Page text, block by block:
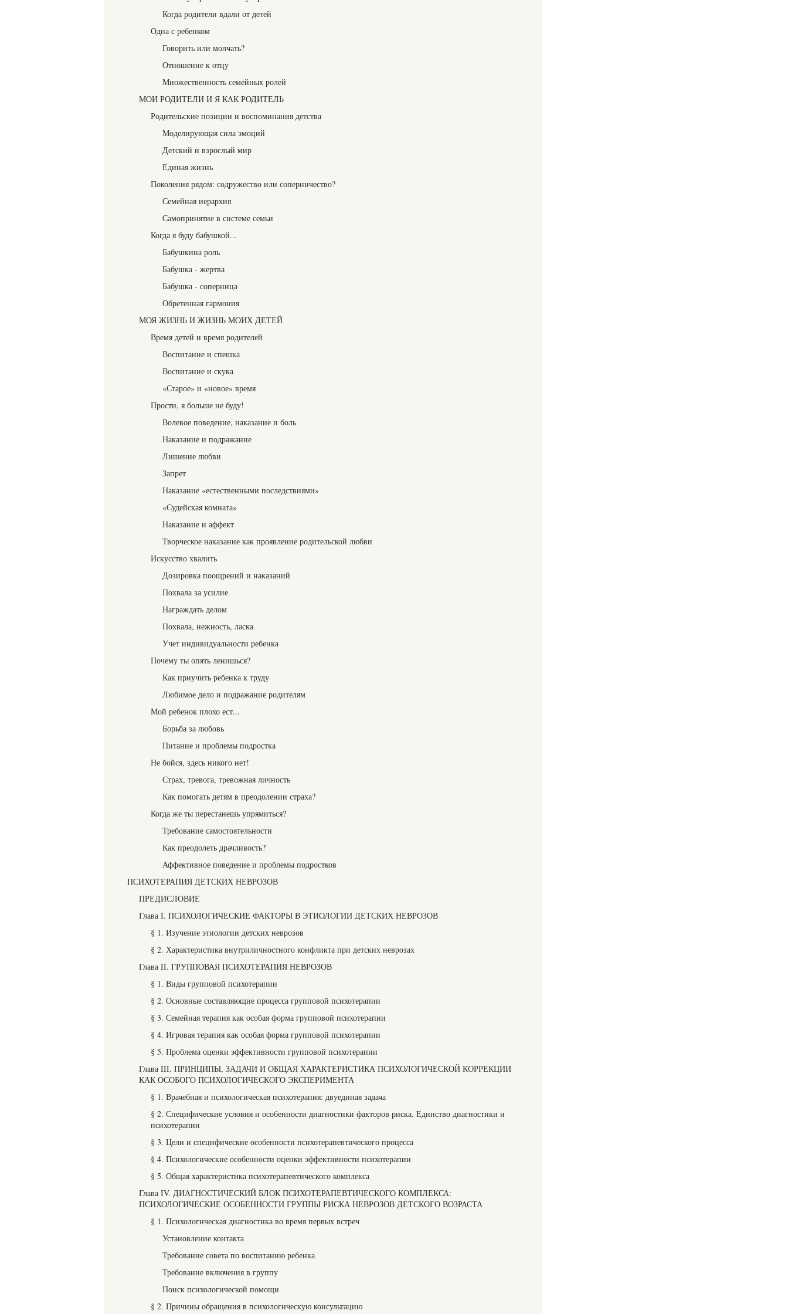
Когда родители вдали от детей
Одна с ребенком
Говорить или молчать?
Отношение к отцу
Множественность семейных ролей
МОИ РОДИТЕЛИ И Я КАК РОДИТЕЛЬ
Родительские позиции и воспоминания детства
Моделирующая сила эмоций
Детский и взрослый мир
Единая жизнь
Поколения рядом: содружество или соперничество?
Семейная иерархия
Самопринятие в системе семьи
Когда я буду бабушкой...
Бабушкина роль
Бабушка - жертва
Бабушка - соперница
Обретенная гармония
МОЯ ЖИЗНЬ И ЖИЗНЬ МОИХ ДЕТЕЙ
Время детей и время родителей
Воспитание и спешка
Воспитание и скука
«Старое» и «новое» время
Прости, я больше не буду!
Волевое поведение, наказание и боль
Наказание и подражание
Лишение любви
Запрет
Наказание «естественными последствиями»
«Судейская комната»
Наказание и аффект
Творческое наказание как проявление родительской любви
Искусство хвалить
Дозировка поощрений и наказаний
Похвала за усилие
Награждать делом
Похвала, нежность, ласка
Учет индивидуальности ребенка
Почему ты опять ленишься?
Как приучить ребенка к труду
Любимое дело и подражание родителям
Мой ребенок плохо ест...
Борьба за любовь
Питание и проблемы подростка
Не бойся, здесь никого нет!
Страх, тревога, тревожная личность
Как помогать детям в преодолении страха?
Когда же ты перестанешь упрямиться?
Требование самостоятельности
Как преодолеть драчливость?
Аффективное поведение и проблемы подростков
ПСИХОТЕРАПИЯ ДЕТСКИХ НЕВРОЗОВ
ПРЕДИСЛОВИЕ
Глава I. ПСИХОЛОГИЧЕСКИЕ ФАКТОРЫ В ЭТИОЛОГИИ ДЕТСКИХ НЕВРОЗОВ
§ 1. Изучение этиологии детских неврозов
§ 2. Характеристика внутриличностного конфликта при детских неврозах
Глава II. ГРУППОВАЯ ПСИХОТЕРАПИЯ НЕВРОЗОВ
§ 1. Виды групповой психотерапии
§ 2. Основные составляющие процесса групповой психотерапии
§ 3. Семейная терапия как особая форма групповой психотерапии
§ 4. Игровая терапия как особая форма групповой психотерапии
§ 5. Проблема оценки эффективности групповой психотерапии
Глава III. ПРИНЦИПЫ, ЗАДАЧИ И ОБЩАЯ ХАРАКТЕРИСТИКА ПСИХОЛОГИЧЕСКОЙ КОРРЕКЦИИ
КАК ОСОБОГО ПСИХОЛОГИЧЕСКОГО ЭКСПЕРИМЕНТА
§ 1. Врачебная и психологическая психотерапия: двуединая задача
§ 2. Специфические условия и особенности диагностики факторов риска. Единство диагностики и
психотерапии
§ 3. Цели и специфические особенности психотерапевтического процесса
§ 4. Психологические особенности оценки эффективности психотерапии
§ 5. Общая характеристика психотерапевтического комплекса
Глава IV. ДИАГНОСТИЧЕСКИЙ БЛОК ПСИХОТЕРАПЕВТИЧЕСКОГО КОМПЛЕКСА:
ПСИХОЛОГИЧЕСКИЕ ОСОБЕННОСТИ ГРУППЫ РИСКА НЕВРОЗОВ ДЕТСКОГО ВОЗРАСТА
§ 1. Психологическая диагностика во время первых встреч
Установление контакта
Требование совета по воспитанию ребенка
Требование включения в группу
Поиск психологической помощи
§ 2. Причины обращения в психологическую консультацию